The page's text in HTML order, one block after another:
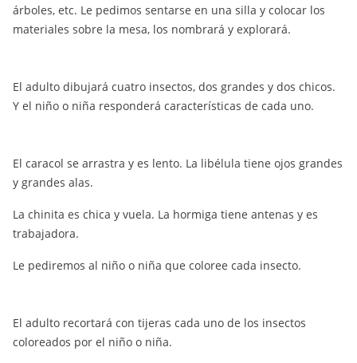
árboles, etc. Le pedimos sentarse en una silla y colocar los
materiales sobre la mesa, los nombrará y explorará.
El adulto dibujará cuatro insectos, dos grandes y dos chicos.
Y el niño o niña responderá características de cada uno.
El caracol se arrastra y es lento. La libélula tiene ojos grandes
y grandes alas.
La chinita es chica y vuela. La hormiga tiene antenas y es
trabajadora.
Le pediremos al niño o niña que coloree cada insecto.
El adulto recortará con tijeras cada uno de los insectos
coloreados por el niño o niña.